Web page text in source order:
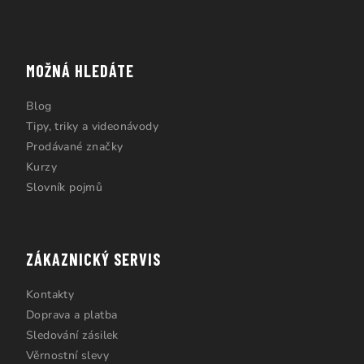
MOŽNÁ HLEDÁTE
Blog
Tipy, triky a videonávody
Prodávané značky
Kurzy
Slovník pojmů
ZÁKAZNICKÝ SERVIS
Kontakty
Doprava a platba
Sledování zásilek
Věrnostní slevy